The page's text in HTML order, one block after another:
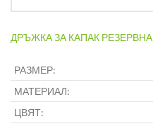
ДРЪЖКА ЗА КАПАК РЕЗЕРВНА
РАЗМЕР:
МАТЕРИАЛ:
ЦВЯТ: